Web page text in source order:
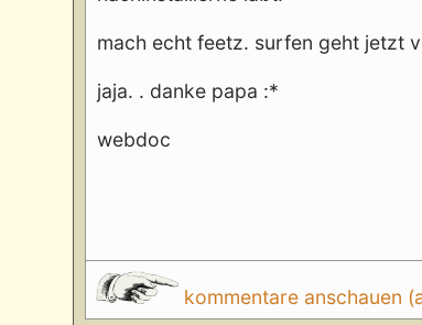
mach echt feetz. surfen geht jetzt
jaja. . danke papa :*
webdoc
kommentare anschauen